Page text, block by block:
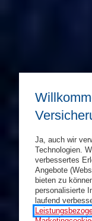
Ja, auch wir
Technologien.
verbessertes
Angebote
bieten zu
personalisierte
laufend